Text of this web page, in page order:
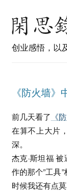
创业感悟，以
《防火墙
前几天看了 《
在算不上大片
深。
杰克·斯坦福
作的那个”工具
时候我还有点